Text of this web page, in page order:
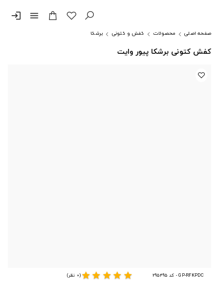
menu
login
صفحه اصلی محصولات کفش و کتونی برشکا
کفش کتونی برشکا پیور وایت
GP-RFKPDC - کد 295495 star
star
star
star
star(0 نظر)